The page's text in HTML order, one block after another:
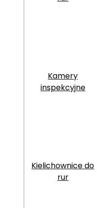
Kamery
inspekcyjne
Kielichownice do
rur